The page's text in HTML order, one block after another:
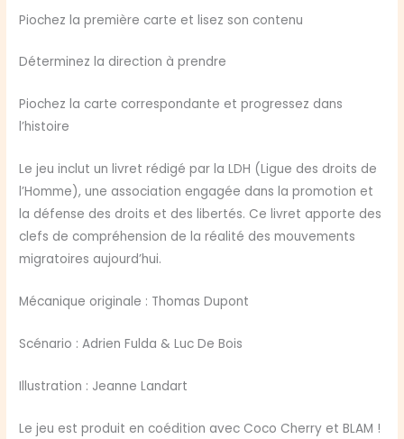
Piochez la première carte et lisez son contenu
Déterminez la direction à prendre
Piochez la carte correspondante et progressez dans
l’histoire
Le jeu inclut un livret rédigé par la LDH (Ligue des droits de
l’Homme), une association engagée dans la promotion et
la défense des droits et des libertés. Ce livret apporte des
clefs de compréhension de la réalité des mouvements
migratoires aujourd’hui.
Mécanique originale : Thomas Dupont
Scénario : Adrien Fulda & Luc De Bois
Illustration : Jeanne Landart
Le jeu est produit en coédition avec Coco Cherry et BLAM !